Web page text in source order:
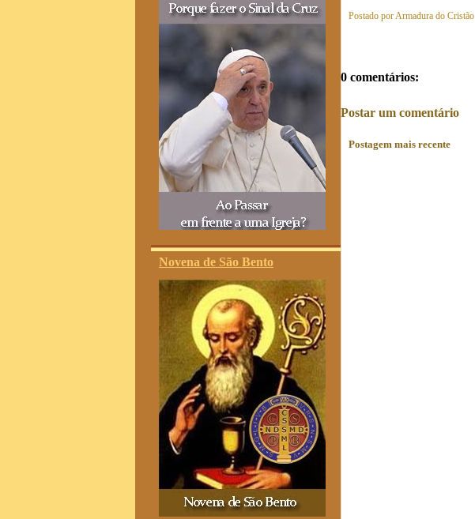
Novena de São Bento
Postado porArmadura do Cristão
0 comentários:
Postar um comentário
Postagem mais recente